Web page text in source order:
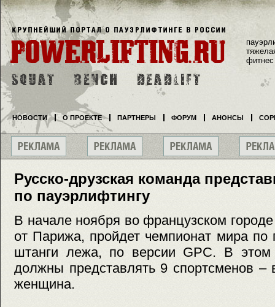
Русско-друзская команда
по пауэрлифтингу
В начале ноября во французском
от Парижа, пройдет чемпионат мира по
штанги лежа, по версии GPC. В
должны представлять 9 спортсменов
женщина.
фитнес
НОВОСТИ О ПРОЕКТЕ ПАРТНЕРЫ ФОРУМ АНОНСЫ